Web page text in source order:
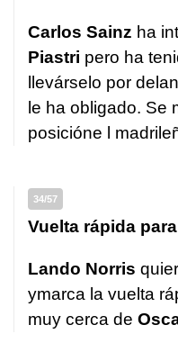
Carlos Sainz ha
Piastri pero ha
llevárselo por
le ha obligado. Se
posicióne l
34/57
Vuelta rápida
Lando Norris
ymarca la vuelta
muy cerca de